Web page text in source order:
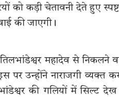
को कड़ी चेतावनी देते हुए स्पष्ट
की जाएगी।
महादेव से निकलने
पर उन्होंने नाराजगी व्यक्त
की गलियों में सिल्ट देख